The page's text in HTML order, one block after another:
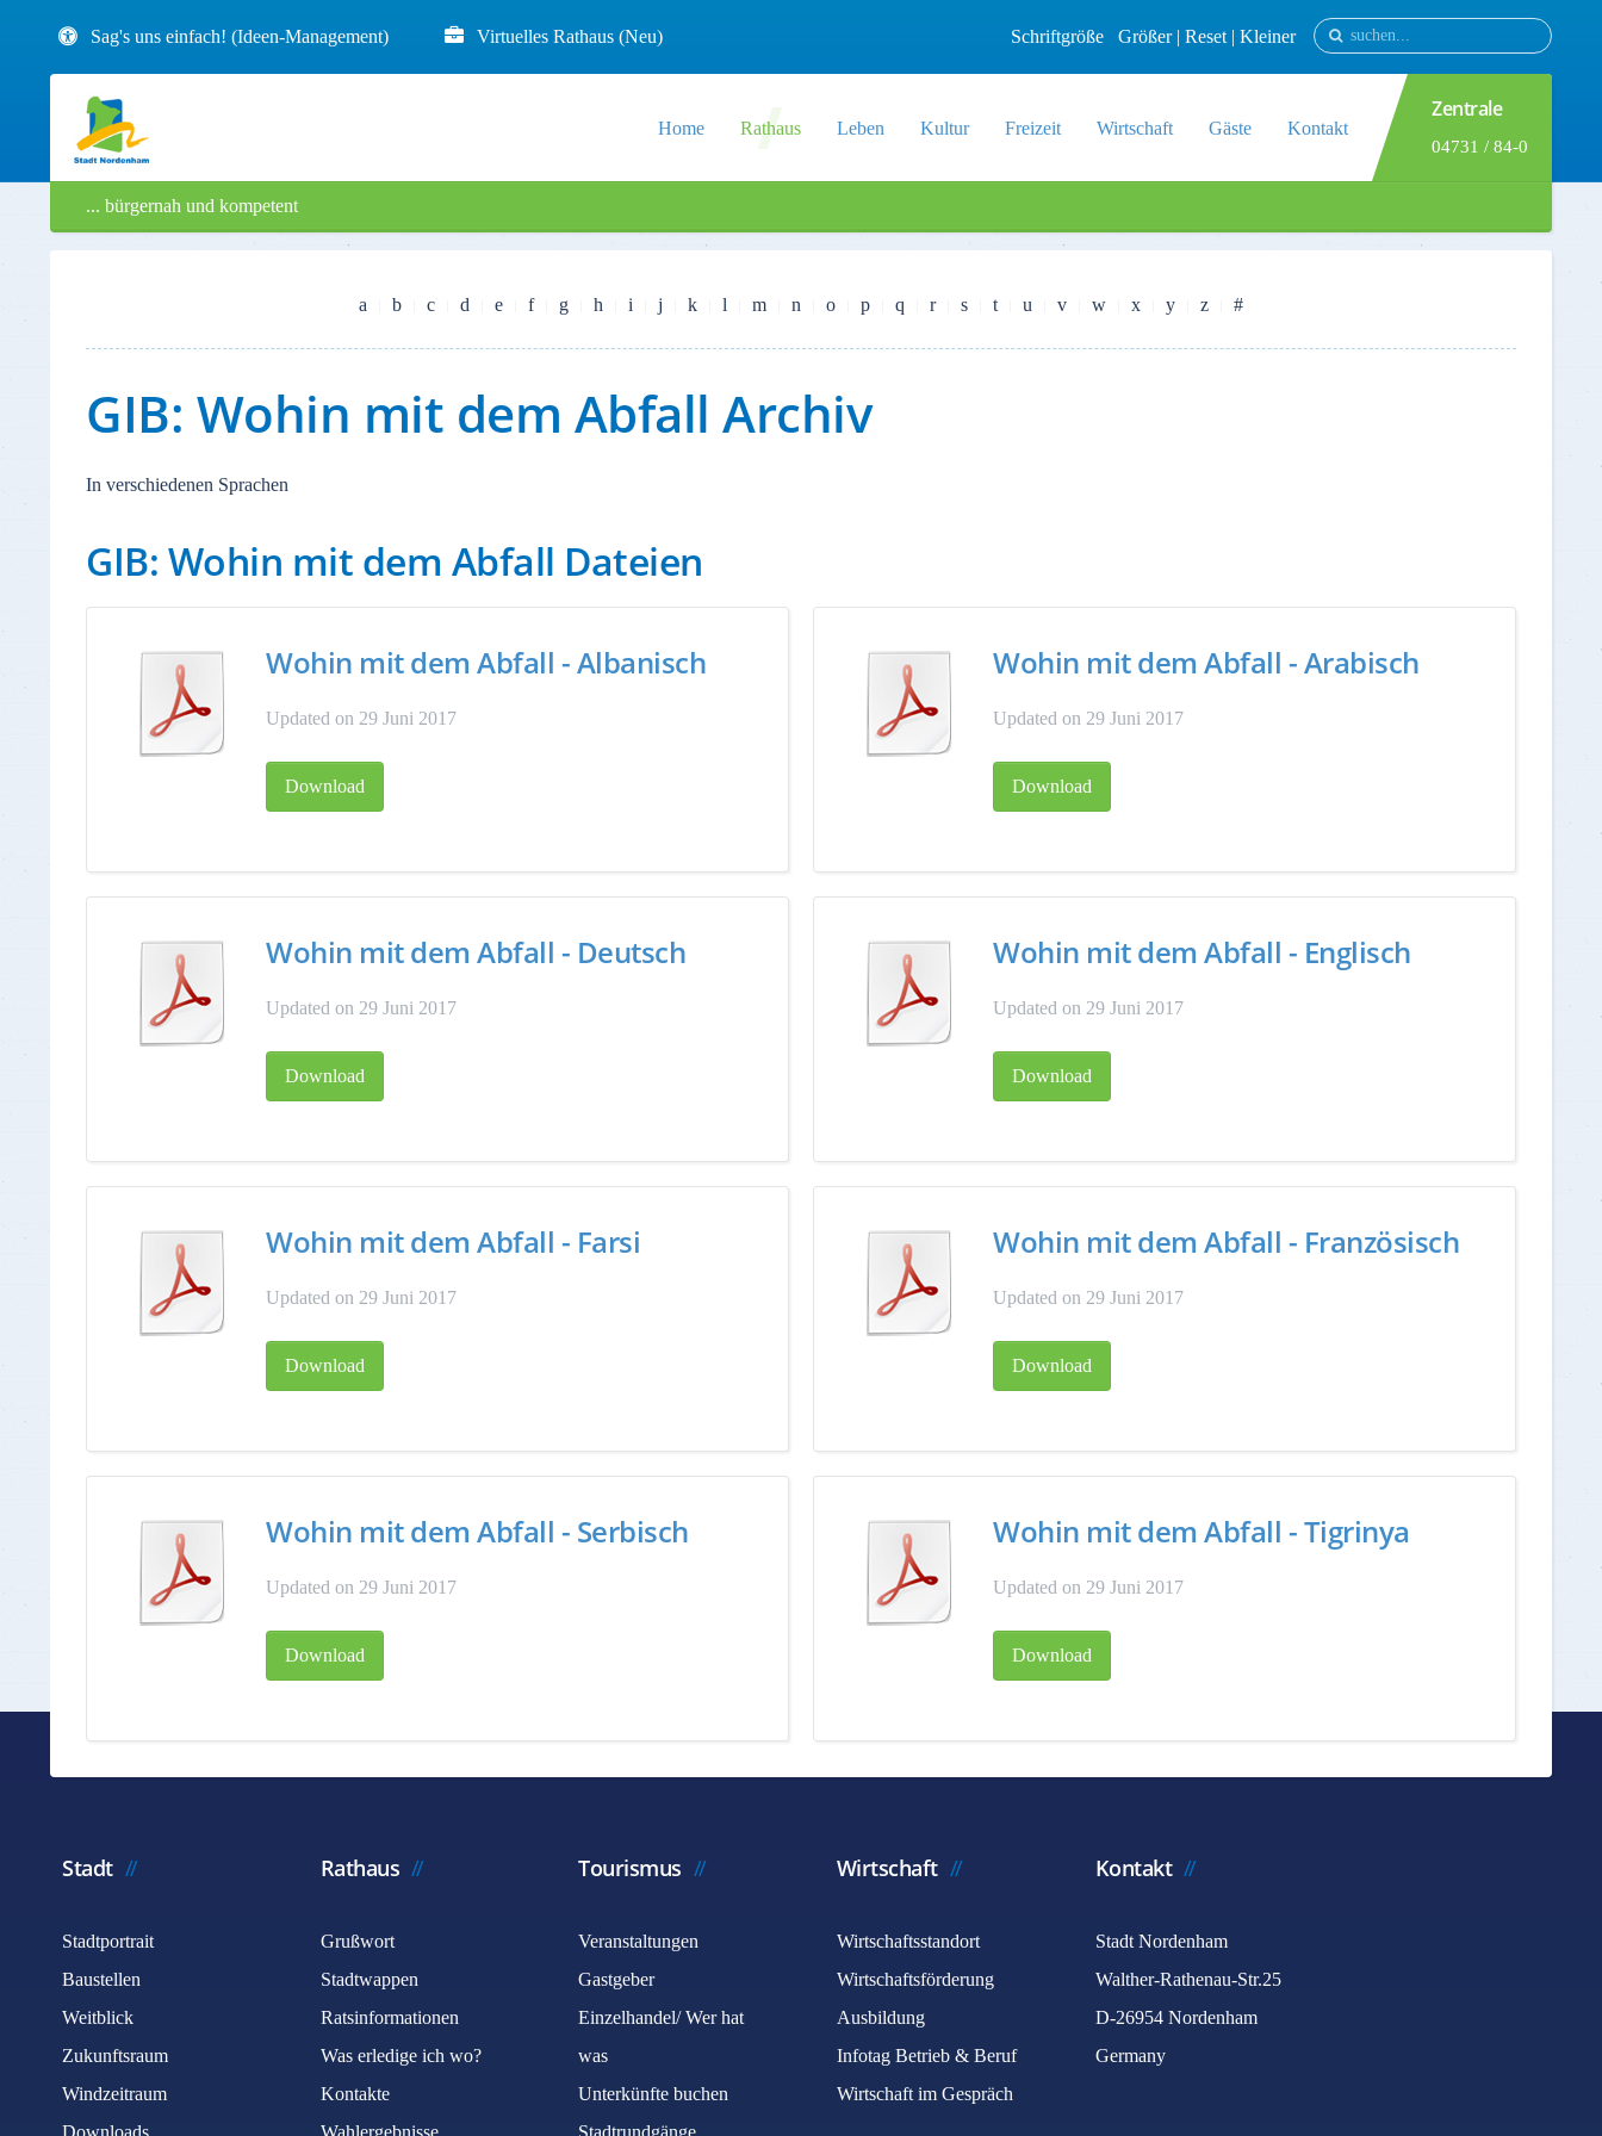
Sag's uns einfach! (Ideen-Management) Virtuelles Rathaus (Neu) Schriftgröße Größer| Reset | Kleiner
Home Rathaus Leben Kultur Freizeit Wirtschaft Gäste Kontakt
Zentrale
04731 / 84-0
... bürgernah und kompetent
a b c d e f g h i j k l m n o p q r s t u v w x y z #
GIB: Wohin mit dem Abfall Archiv
In verschiedenen Sprachen
GIB: Wohin mit dem Abfall Dateien
Wohin mit dem Abfall - Albanisch
Updated on 29 Juni 2017
Download
Wohin mit dem Abfall - Arabisch
Updated on 29 Juni 2017
Download
Wohin mit dem Abfall - Deutsch
Updated on 29 Juni 2017
Download
Wohin mit dem Abfall - Englisch
Updated on 29 Juni 2017
Download
Wohin mit dem Abfall - Farsi
Updated on 29 Juni 2017
Download
Wohin mit dem Abfall - Französisch
Updated on 29 Juni 2017
Download
Wohin mit dem Abfall - Serbisch
Updated on 29 Juni 2017
Download
Wohin mit dem Abfall - Tigrinya
Updated on 29 Juni 2017
Download
Stadt
Stadtportrait
Baustellen
Weitblick
Zukunftsraum
Windzeitraum
Downloads
Rathaus
Grußwort
Stadtwappen
Ratsinformationen
Was erledige ich wo?
Kontakte
Wahlergebnisse
Tourismus
Veranstaltungen
Gastgeber
Einzelhandel/ Wer hat
was
Unterkünfte buchen
Stadtrundgänge
Wirtschaft
Wirtschaftsstandort
Wirtschaftsförderung
Ausbildung
Infotag Betrieb & Beruf
Wirtschaft im Gespräch
Kontakt
Stadt Nordenham
Walther-Rathenau-Str.25
D-26954 Nordenham
Germany